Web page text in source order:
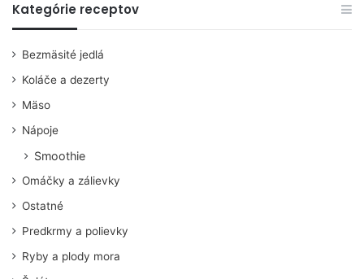
Kategórie receptov
Bezmäsité jedlá
Koláče a dezerty
Mäso
Nápoje
Smoothie
Omáčky a zálievky
Ostatné
Predkrmy a polievky
Ryby a plody mora